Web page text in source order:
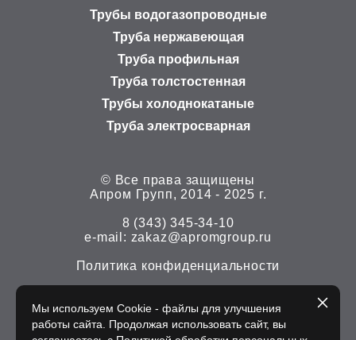
Трубы водогазопроводные
Труба нержавеющая
Труба профильная
Труба толстостенная
Трубы холоднокатаные
Труба электросварная
© Все права защищены
Апром Групп, 2014 - 2025 г.
8 (343) 345-34-10
е-mail: zakaz@apromgroup.ru
Политика конфиденциальности
Мы используем Cookie - файлы для улучшения
работы сайта. Продолжая использовать сайт, вы